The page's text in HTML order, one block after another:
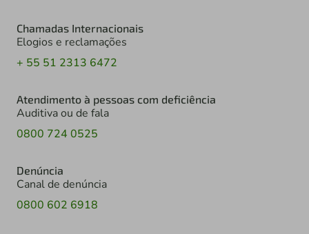
Chamadas Internacionais
Elogios e reclamações
+ 55 51 2313 6472
Atendimento à pessoas com deficiência
Auditiva ou de fala
0800 724 0525
Denúncia
Canal de denúncia
0800 602 6918